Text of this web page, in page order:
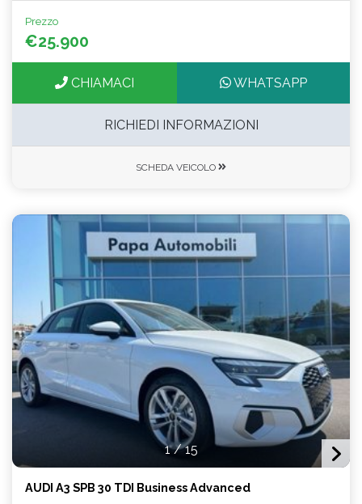
Prezzo
€25.900
CHIAMACI WHATSAPP
RICHIEDI INFORMAZIONI
SCHEDA VEICOLO
1/15
AUDI A3 SPB 30 TDI Business Advanced